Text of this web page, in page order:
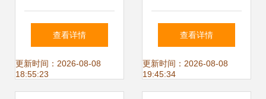
搭建专业IT团队的
智慧选择
查看详情
更新时间：2026-08-08
18:55:23
技术服务与开发 创
新驱动的未来
查看详情
更新时间：2026-08-08
19:45:34